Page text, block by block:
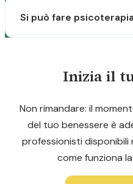
Si può fare
Inizia il
Non rimandare: il
del tuo benessere è
professionisti disponibili
come funziona